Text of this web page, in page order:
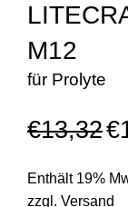
M12
für Prolyte
€13,32€
Enthält 19%
zzgl. Versand